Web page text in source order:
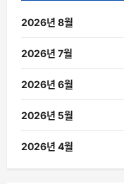
2026년 8월
2026년 7월
2026년 6월
2026년 5월
2026년 4월